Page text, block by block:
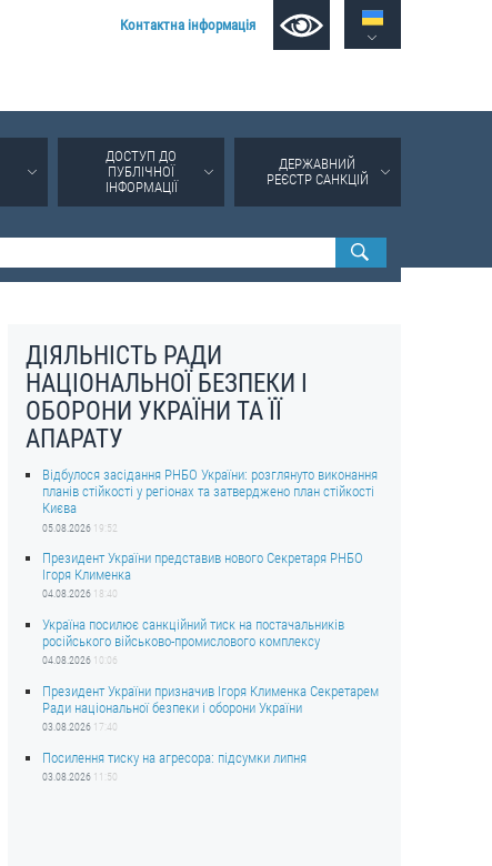
Контактна інформація
ДОСТУП ДО
ПУБЛІЧНОЇ
ІНФОРМАЦІЇ
ДЕРЖАВНИЙ
РЕЄСТР САНКЦІЙ
ДІЯЛЬНІСТЬ РАДИ
НАЦІОНАЛЬНОЇ БЕЗПЕКИ І
ОБОРОНИ УКРАЇНИ ТА ЇЇ
АПАРАТУ
Відбулося засідання РНБО України: розглянуто виконання
планів стійкості у регіонах та затверджено план стійкості
Києва
05.08.2026 19:52
Президент України представив нового Секретаря РНБО
Ігоря Клименка
04.08.2026 18:40
Україна посилює санкційний тиск на постачальників
російського військово-промислового комплексу
04.08.2026 10:06
Президент України призначив Ігоря Клименка Секретарем
Ради національної безпеки і оборони України
03.08.2026 17:40
Посилення тиску на агресора: підсумки липня
03.08.2026 11:50